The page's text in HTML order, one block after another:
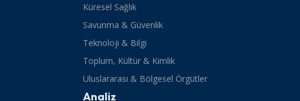
Küresel Sağlık
Savunma & Güvenlik
Teknoloji & Bilgi
Toplum, Kültür & Kimlik
Uluslararası & Bölgesel Örgütler
Analiz